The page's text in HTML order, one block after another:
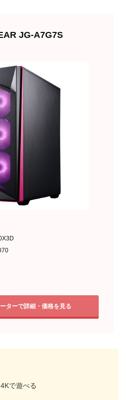
JG-A7G7S
ターで詳細・価格を見る
で遊べる